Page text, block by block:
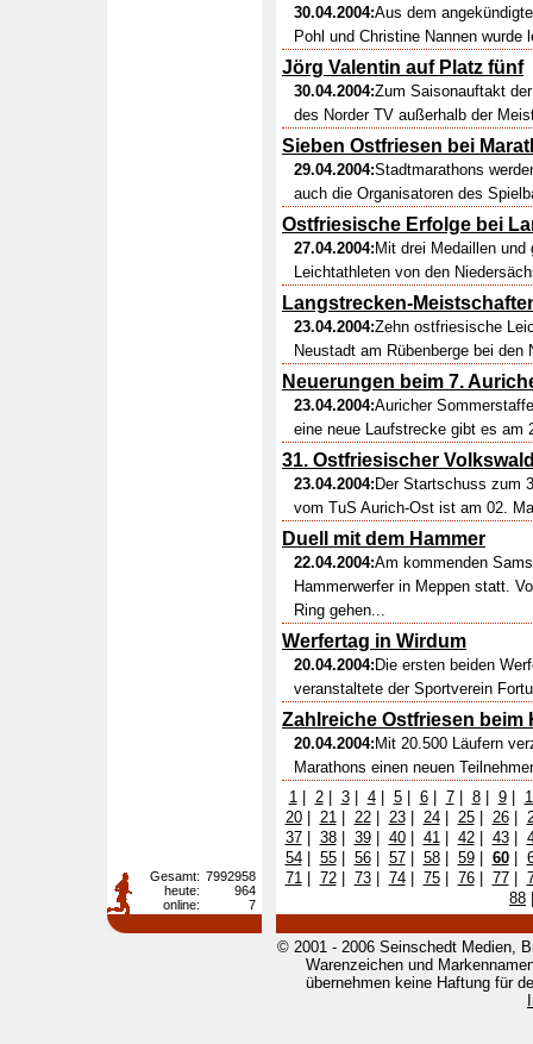
30.04.2004:Aus dem
Pohl und Christine Nannen
Jörg Valentin auf Platz fünf
30.04.2004:Zum Saisonauftakt
des Norder TV außerhalb der
Sieben Ostfriesen bei
29.04.2004:Stadtmarathons
auch die Organisatoren des
Ostfriesische Erfolge bei
27.04.2004: Mit drei Medaillen
Leichtathleten von den
Langstrecken-
23.04.2004:Zehn ostfriesische
Neustadt am Rübenberge bei
Neuerungen beim 7.
23.04.2004:Auricher
eine neue Laufstrecke gibt es am
31. Ostfriesischer
23.04.2004: Der Startschuss zum
vom TuS Aurich-Ost ist am 02.
Duell mit dem Hammer
22.04.2004:Am kommenden
Hammerwerfer in Meppen statt.
Ring gehen...
Werfertag in Wirdum
20.04.2004: Die ersten beiden
veranstaltete der Sportverein
Zahlreiche Ostfriesen beim
20.04.2004: Mit 20.500 Läufern
Marathons einen neuen
1| 2| 3| 4| 5| 6| 7| 8| 9|
20| 21| 22| 23| 24| 25| 26|
37| 38| 39| 40| 41| 42| 43|
54| 55| 56| 57| 58| 59| 60|
71| 72| 73| 74| 75| 76| 77|
88
Gesamt: 7992958
heute:
964
online:
7
© 2001 - 2006 Seinschedt Medien,
Warenzeichen und
übernehmen keine Haftung für